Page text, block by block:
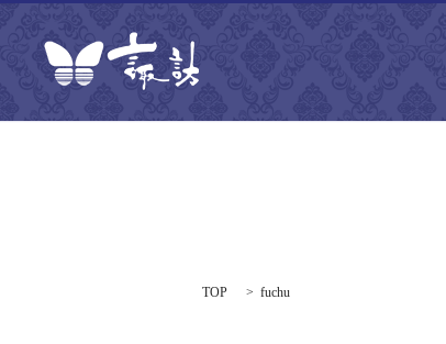
TOP fuchu